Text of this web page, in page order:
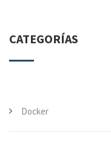
CATEGORÍAS
Docker